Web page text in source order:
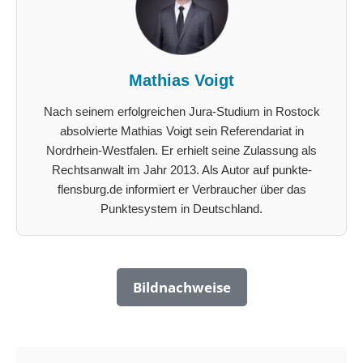
Mathias Voigt
Nach seinem erfolgreichen Jura-Studium in Rostock
absolvierte Mathias Voigt sein Referendariat in
Nordrhein-Westfalen. Er erhielt seine Zulassung als
Rechtsanwalt im Jahr 2013. Als Autor auf punkte-
flensburg.de informiert er Verbraucher über das
Punktesystem in Deutschland.
Bildnachweise